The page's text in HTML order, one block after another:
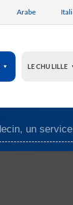
Arabe
LE CHU LILLE